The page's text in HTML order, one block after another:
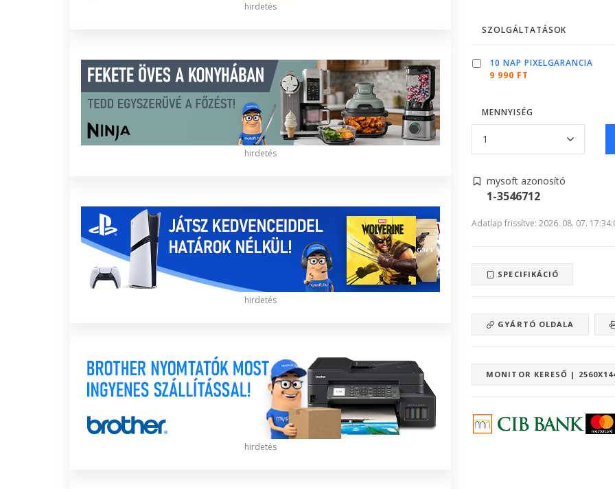
hirdetés
hirdetés
hirdetés
hirdetés
SZOLGÁLTATÁSOK
10 NAP PIXELGARANCIA
9 990 FT
MENNYISÉG
mysoft azonosító
1-3546712
Adatlap frissítve: 2026. 08. 07.
SPECIFIKÁCIÓ
GYÁRTÓ OLDALA
MONITOR KERESŐ |